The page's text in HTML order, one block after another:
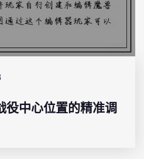
役中心位置的精准调